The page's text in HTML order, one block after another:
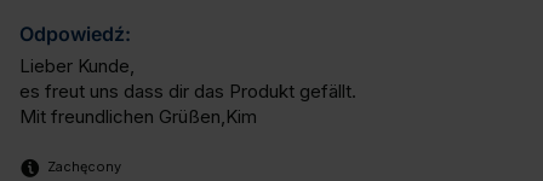
Odpowiedź:
Lieber Kunde,
es freut uns dass dir das Produkt gefällt.
Mit freundlichen Grüßen,Kim
Zachęcony